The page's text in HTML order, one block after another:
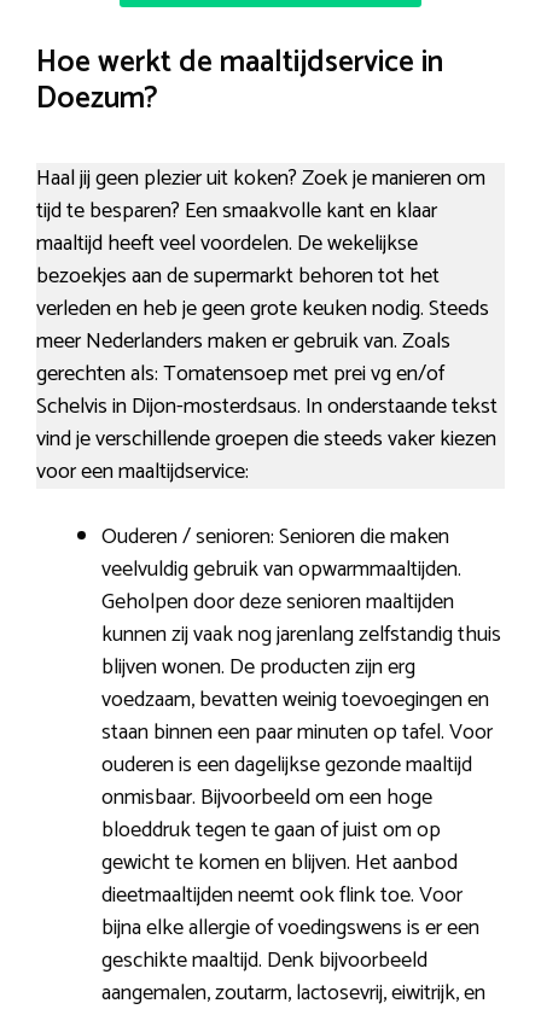
Hoe werkt de maaltijdservice in
Doezum?
Haal jij geen plezier uit koken? Zoek je manieren om
tijd te besparen? Een smaakvolle kant en klaar
maaltijd heeft veel voordelen. De wekelijkse
bezoekjes aan de supermarkt behoren tot het
verleden en heb je geen grote keuken nodig. Steeds
meer Nederlanders maken er gebruik van. Zoals
gerechten als: Tomatensoep met prei vg en/of
Schelvis in Dijon-mosterdsaus. In onderstaande tekst
vind je verschillende groepen die steeds vaker kiezen
voor een maaltijdservice:
Ouderen / senioren: Senioren die maken
veelvuldig gebruik van opwarmmaaltijden.
Geholpen door deze senioren maaltijden
kunnen zij vaak nog jarenlang zelfstandig thuis
blijven wonen. De producten zijn erg
voedzaam, bevatten weinig toevoegingen en
staan binnen een paar minuten op tafel. Voor
ouderen is een dagelijkse gezonde maaltijd
onmisbaar. Bijvoorbeeld om een hoge
bloeddruk tegen te gaan of juist om op
gewicht te komen en blijven. Het aanbod
dieetmaaltijden neemt ook flink toe. Voor
bijna elke allergie of voedingswens is er een
geschikte maaltijd. Denk bijvoorbeeld
aangemalen, zoutarm, lactosevrij, eiwitrijk, en